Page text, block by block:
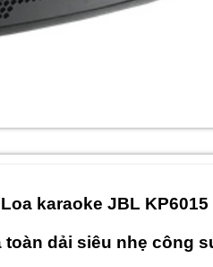
Loa karaoke JBL
toàn dải siêu nhẹ công